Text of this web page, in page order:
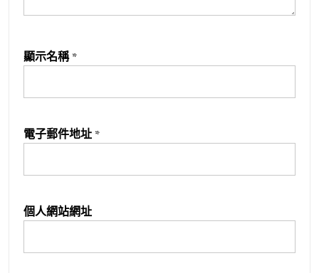
顯示名稱 *
電子郵件地址 *
個人網站網址